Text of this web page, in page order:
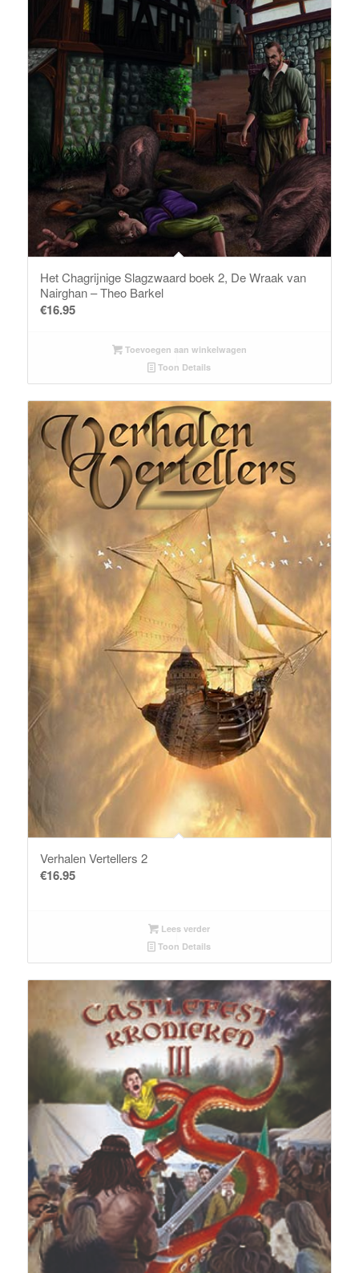
Het Chagrijnige Slagzwaard boek 2, De Wraak van
Nairghan – Theo Barkel
€16.95
Toevoegen aan winkelwagen
Toon Details
Verhalen Vertellers 2
€16.95
Lees verder
Toon Details